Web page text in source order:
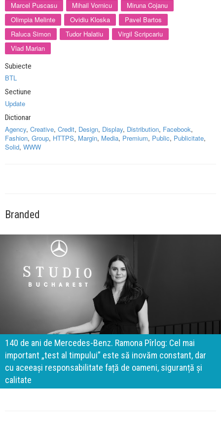
Marcel Puscasu
Mihail Vornicu
Miruna Cojanu
Olimpia Melinte
Ovidiu Kloska
Pavel Bartos
Raluca Simon
Tudor Halatiu
Virgil Scripcariu
Vlad Marian
Subiecte
BTL
Sectiune
Update
Dictionar
Agency, Creative, Credit, Design, Display, Distribution, Facebook,
Fashion, Group, HTTPS, Margin, Media, Premium, Public, Publicitate,
Solid, WWW
Branded
140 de ani de Mercedes-Benz. Ramona Pîrlog: Cel mai
important „test al timpului” este să inovăm constant, dar
cu aceeași responsabilitate față de oameni, siguranță și
calitate